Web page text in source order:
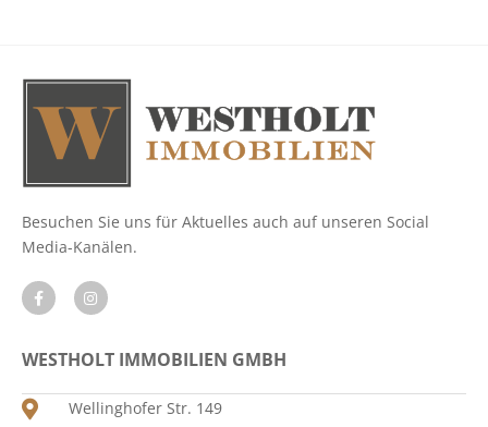
Besuchen Sie uns für Aktuelles auch auf unseren Social
Media-Kanälen.
WESTHOLT IMMOBILIEN GMBH
Wellinghofer Str. 149